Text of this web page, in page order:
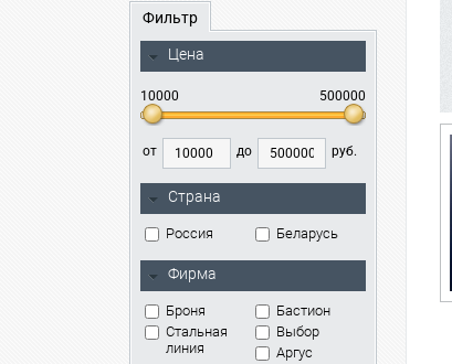
Фильтр
Цена
10000 500000
от до руб.
Страна
Россия Беларусь
Фирма
Броня
Бастион
Стальная
линия
Выбор
Аргус